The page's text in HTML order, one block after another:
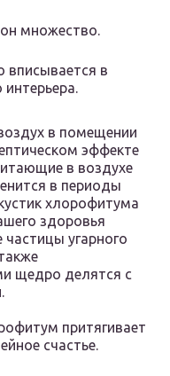
множество.
вписывается в
в помещении
эффекте
в воздухе
в периоды
хлорофитума
здоровья
угарного
щедро делятся с
притягивает
счастье.